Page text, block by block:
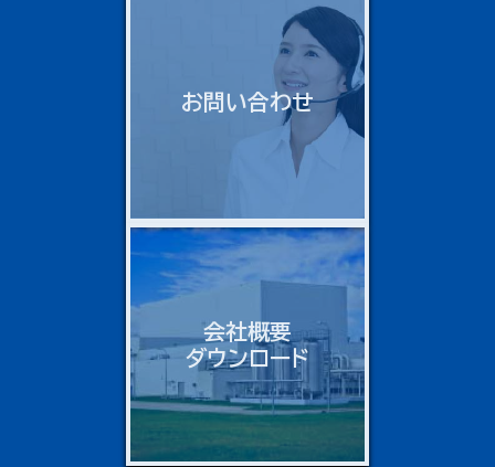
お問い合わせ
会社概要
ダウンロード